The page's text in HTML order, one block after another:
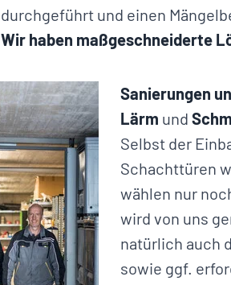
durchgeführt und einen
Wir haben maßgeschneiderte
Sanierungen
Lärm und
Selbst der
Schachttüren
wählen nur
wird von uns
natürlich auch
sowie ggf.